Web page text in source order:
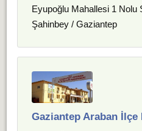
Eyupoğlu Mahallesi 1 Nolu
Şahinbey / Gaziantep
Gaziantep Araban İlçe